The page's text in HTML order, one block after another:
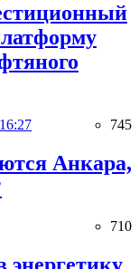
745
Анкара,
710